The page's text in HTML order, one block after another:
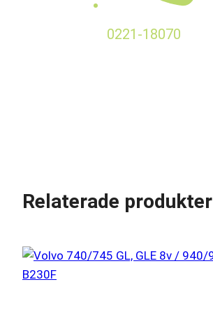
0221-18070
Relaterade produkter